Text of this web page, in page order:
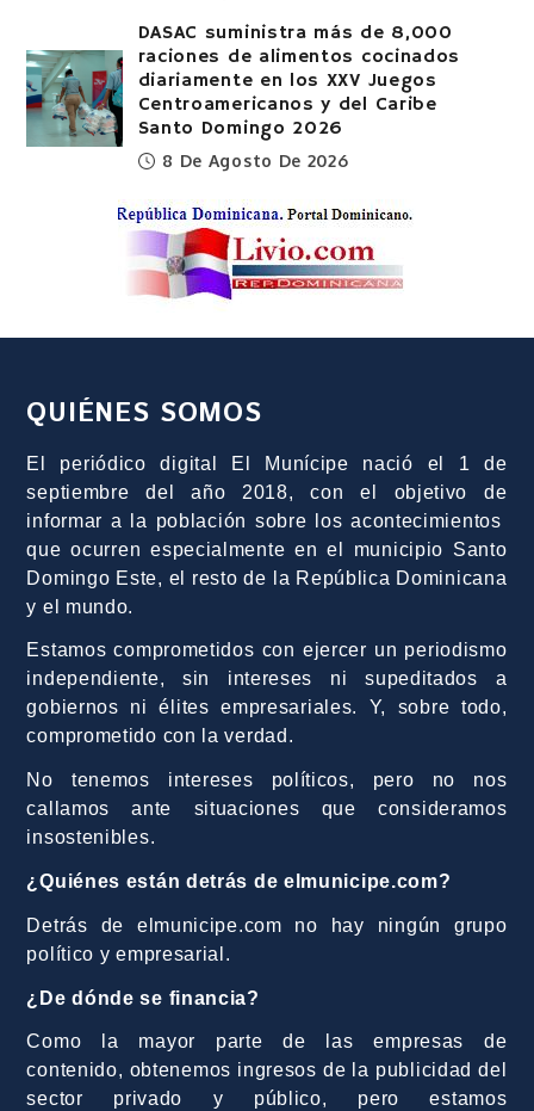
DASAC suministra más de 8,000
raciones de alimentos cocinados
diariamente en los XXV Juegos
Centroamericanos y del Caribe
Santo Domingo 2026
8 De Agosto De 2026
QUIÉNES SOMOS
El periódico digital El Munícipe nació el 1 de
septiembre del año 2018, con el objetivo de
informar a la población sobre los acontecimientos
que ocurren especialmente en el municipio Santo
Domingo Este, el resto de la República Dominicana
y el mundo.
Estamos comprometidos con ejercer un periodismo
independiente, sin intereses ni supeditados a
gobiernos ni élites empresariales. Y, sobre todo,
comprometido con la verdad.
No tenemos intereses políticos, pero no nos
callamos ante situaciones que consideramos
insostenibles.
¿Quiénes están detrás de elmunicipe.com?
Detrás de elmunicipe.com no hay ningún grupo
político y empresarial.
¿De dónde se financia?
Como la mayor parte de las empresas de
contenido, obtenemos ingresos de la publicidad del
sector privado y público, pero estamos